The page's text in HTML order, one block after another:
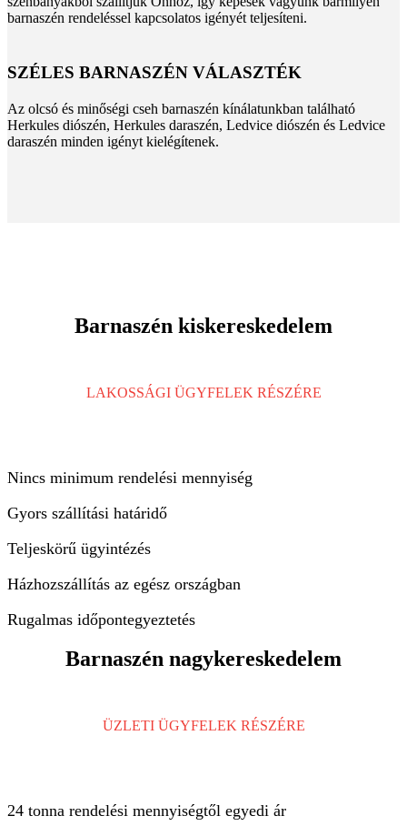
barnaszén rendeléssel kapcsolatos igényét teljesíteni.
SZÉLES BARNASZÉN VÁLASZTÉK
Az olcsó és minőségi cseh barnaszén kínálatunkban található
Herkules diószén, Herkules daraszén, Ledvice diószén és Ledvice
daraszén minden igényt kielégítenek.
Barnaszén kiskereskedelem
LAKOSSÁGI ÜGYFELEK RÉSZÉRE
Nincs minimum rendelési mennyiség
Gyors szállítási határidő
Teljeskörű ügyintézés
Házhozszállítás az egész országban
Rugalmas időpontegyeztetés
Barnaszén nagykereskedelem
ÜZLETI ÜGYFELEK RÉSZÉRE
24 tonna rendelési mennyiségtől egyedi ár